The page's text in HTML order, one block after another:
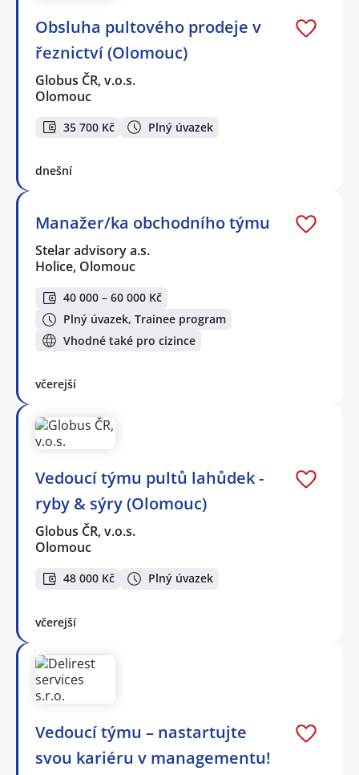
Obsluha pultového prodeje v
řeznictví (Olomouc)
Globus ČR, v.o.s.
Olomouc
35 700 Kč Plný úvazek
dnešní
Manažer/ka obchodního týmu
Stelar advisory a.s.
Holice, Olomouc
40 000 – 60 000 Kč
Plný úvazek, Trainee program
Vhodné také pro cizince
včerejší
Vedoucí týmu pultů lahůdek -
ryby & sýry (Olomouc)
Globus ČR, v.o.s.
Olomouc
48 000 Kč Plný úvazek
včerejší
Vedoucí týmu – nastartujte
svou kariéru v managementu!